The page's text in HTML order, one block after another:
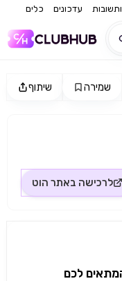
עדכונים כלים
שיתוף שמירה
לרכישה באתר הוט
לכם